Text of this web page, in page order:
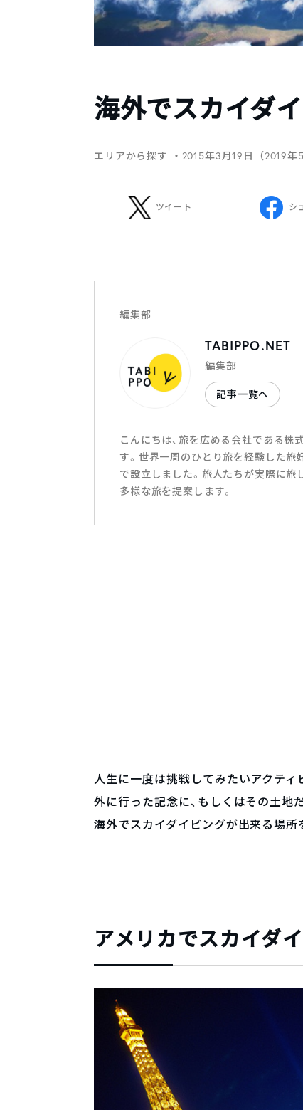
海外でスカイダ
エリアから探す ・2015年3月19日（2019年
ツイート シ
編集部
TABIPPO.NET
編集部
記事一覧へ
こんにちは、旅を広める会社である株
す。世界一周のひとり旅を経験した旅
で設立しました。旅人たちが実際に旅
多様な旅を提案します。
人生に一度は挑戦してみたいアクティ
外に行った記念に、もしくはその土地
海外でスカイダイビングが出来る場所
アメリカでスカイダ